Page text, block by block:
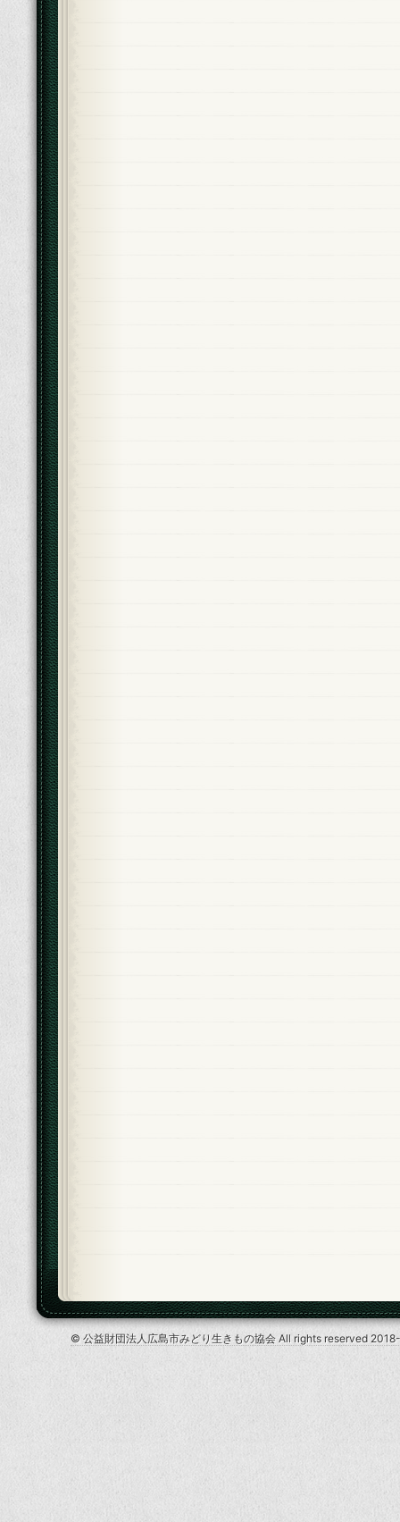
© 公益財団法人広島市みどり生きもの協会 All rights reserved 2018-